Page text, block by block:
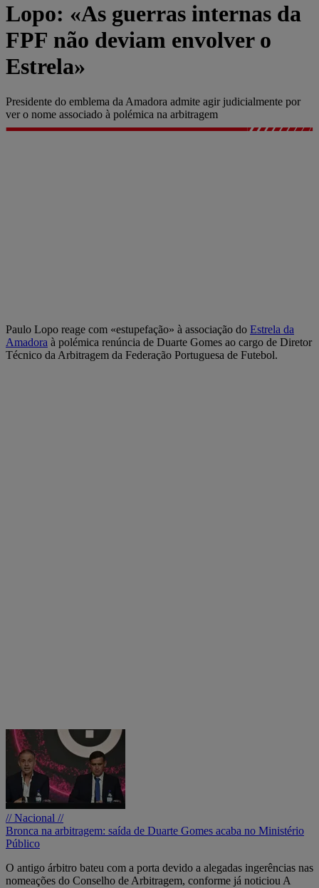
Lopo: «As guerras internas da
FPF não deviam envolver o
Estrela»
Presidente do emblema da Amadora admite agir judicialmente por
ver o nome associado à polémica na arbitragem
Paulo Lopo reage com «estupefação» à associação do Estrela da
Amadora à polémica renúncia de Duarte Gomes ao cargo de Diretor
Técnico da Arbitragem da Federação Portuguesa de Futebol.
// Nacional //
Bronca na arbitragem: saída de Duarte Gomes acaba no Ministério
Público
O antigo árbitro bateu com a porta devido a alegadas ingerências nas
nomeações do Conselho de Arbitragem, conforme já noticiou A